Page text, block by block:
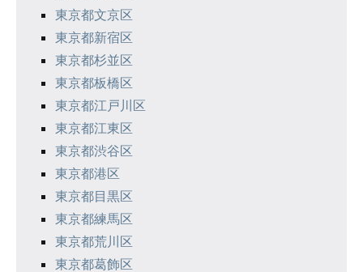
東京都文京区
東京都新宿区
東京都杉並区
東京都板橋区
東京都江戸川区
東京都江東区
東京都渋谷区
東京都港区
東京都目黒区
東京都練馬区
東京都荒川区
東京都葛飾区